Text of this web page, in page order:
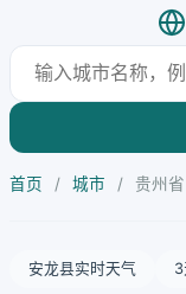
首页 / 城市 / 贵州省
安龙县实时天气